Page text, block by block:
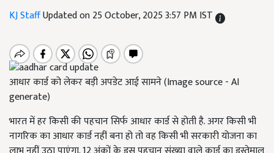
KJ StaffUpdated on 25 October, 2025 3:57 PM IST
आधार कार्ड को लेकर बड़ी अपडेट आई सामने (Image source - AI
generate)
भारत में हर किसी की पहचान सिर्फ आधार कार्ड से होती है. अगर किसी भी
नागरिक का आधार कार्ड नहीं बना हो तो वह किसी भी सरकारी योजना का